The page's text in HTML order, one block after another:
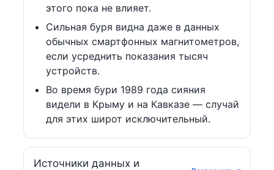
этого пока не влияет.
Сильная буря видна даже в данных
обычных смартфонных магнитометров,
если усреднить показания тысяч
устройств.
Во время бури 1989 года сияния
видели в Крыму и на Кавказе — случай
для этих широт исключительный.
Источники данных и